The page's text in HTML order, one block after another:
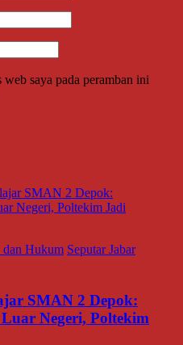
saya pada peramban ini
Hukum Seputar Jabar
SMAN 2 Depok:
Negeri, Poltekim